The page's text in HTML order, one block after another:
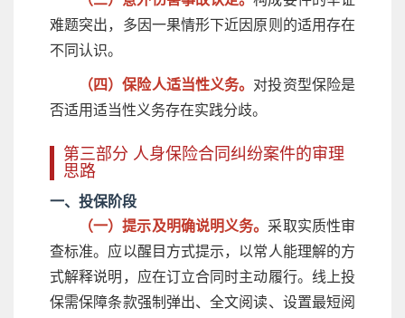
难题突出，多因一果情形下近因原则的适用存在
不同认识。
（四）保险人适当性义务。 对投资型保险是
否适用适当性义务存在实践分歧。
第三部分 人身保险合同纠纷案件的审理
思路
一、投保阶段
（一）提示及明确说明义务。 采取实质性审
查标准。应以醒目方式提示，以常人能理解的方
式解释说明，应在订立合同时主动履行。线上投
保需保障条款强制弹出、全文阅读、设置最短阅